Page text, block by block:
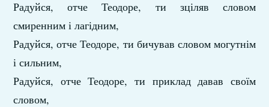
Радуйся, отче Теодоре, ти зціляв словом
смиренним і лагідним,
Радуйся, отче Теодоре, ти бичував словом могутнім
і сильним,
Радуйся, отче Теодоре, ти приклад давав своїм
словом,